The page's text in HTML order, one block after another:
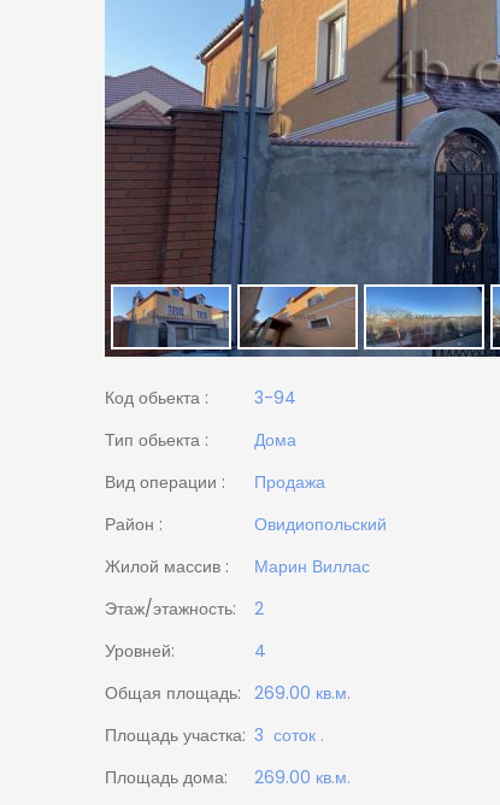
Код обьекта :
3-94
Тип обьекта :
Дома
Вид операции :
Продажа
Район :
Овидиопольский
Жилой массив :
Марин Виллас
Этаж/этажность:
2
Уровней:
4
Общая площадь: 269.00 кв.м.
Площадь участка: 3 соток .
Площадь дома:
269.00 кв.м.